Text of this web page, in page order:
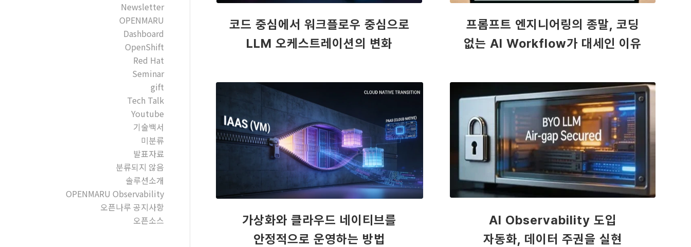
코드 중심에서 워크플로우 중심으로
LLM 오케스트레이션의 변화
프롬프트 엔지니어링의 종말, 코딩
없는 AI Workflow가 대세인 이유
가상화와 클라우드 네이티브를
안정적으로 운영하는 방법
AI Observability 도입
자동화, 데이터 주권을 실현
Newsletter
OPENMARU
Dashboard
OpenShift
Red Hat
Seminar
gift
Tech Talk
Youtube
기술백서
미분류
발표자료
분류되지 않음
솔루션소개
OPENMARU Observability
오픈나루 공지사항
오픈소스